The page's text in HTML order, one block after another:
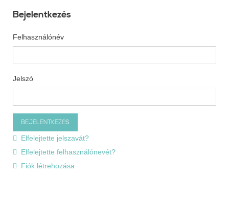
Bejelentkezés
Felhasználónév
Jelszó
Elfelejtette jelszavát?
Elfelejtette felhasználónevét?
Fiók létrehozása